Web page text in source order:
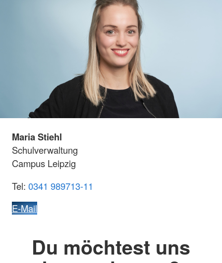
Maria Stiehl
Schulverwaltung
Campus Leipzig
Tel: 0341 989713-11
E-Mail
Du möchtest uns